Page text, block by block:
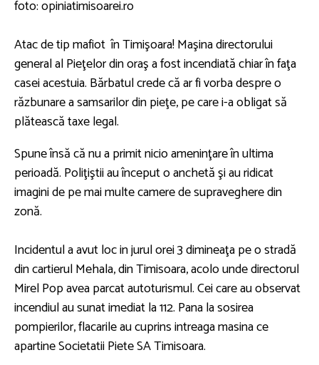
foto: opiniatimisoarei.ro
Atac de tip mafiot în Timişoara! Maşina directorului
general al Pieţelor din oraş a fost incendiată chiar în faţa
casei acestuia. Bărbatul crede că ar fi vorba despre o
răzbunare a samsarilor din pieţe, pe care i-a obligat să
plătească taxe legal.
Spune însă că nu a primit nicio ameninţare în ultima
perioadă. Poliţiştii au început o anchetă şi au ridicat
imagini de pe mai multe camere de supraveghere din
zonă.
Incidentul a avut loc in jurul orei 3 dimineaţa pe o stradă
din cartierul Mehala, din Timisoara, acolo unde directorul
Mirel Pop avea parcat autoturismul. Cei care au observat
incendiul au sunat imediat la 112. Pana la sosirea
pompierilor, flacarile au cuprins intreaga masina ce
apartine Societatii Piete SA Timisoara.